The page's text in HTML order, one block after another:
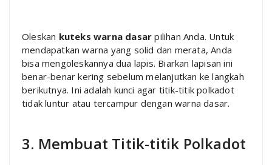
Oleskan kuteks warna dasar pilihan Anda. Untuk
mendapatkan warna yang solid dan merata, Anda
bisa mengoleskannya dua lapis. Biarkan lapisan ini
benar-benar kering sebelum melanjutkan ke langkah
berikutnya. Ini adalah kunci agar titik-titik polkadot
tidak luntur atau tercampur dengan warna dasar.
3. Membuat Titik-titik Polkadot